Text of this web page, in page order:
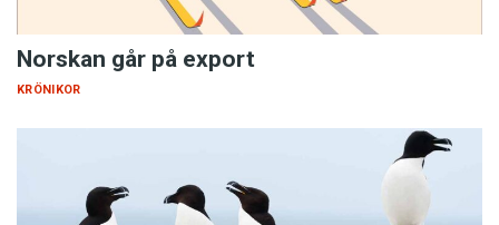
Norskan går på export
KRÖNIKOR